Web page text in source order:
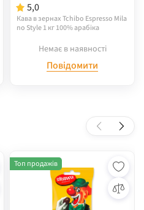
5,0
Кава в зернах Tchibo Espresso Mila
no Style 1 кг 100% арабіка
Немає в наявності
Повідомити
Топ продажів